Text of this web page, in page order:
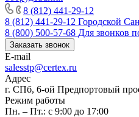
8 (812) 441-29-12
8 (812) 441-29-12 Городской
8 (800) 500-57-68 Для звонков
Заказать звонок
E-mail
salesstp@certex.ru
Адрес
г. СПб, 6-ой Предпортовый
Режим работы
Пн. – Пт.: с 9:00 до 17:00